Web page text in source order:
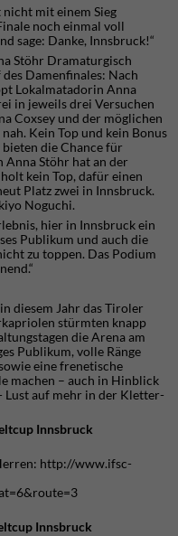
mit einem Sieg
noch einmal voll
sage: Danke, Innsbruck!“
Stöhr Dramaturgisch
Damenfinales: Nach
Lokalmatadorin Anna
in jeweils drei Versuchen
Coxsey und der möglichen
Kein Top und kein Bonus
die Chance für
Stöhr hat an der
kein Top, dafür einen
Platz zwei in Innsbruck.
Noguchi.
hier in Innsbruck ein
Publikum und auch die
zu toppen. Das Podium
diesem Jahr das Tiroler
stürmten knapp
die Arena am
Publikum, volle Ränge
eine frenetische
machen – auch in Hinblick
auf mehr in der Kletter-
Innsbruck
http://www.ifsc-
Innsbruck